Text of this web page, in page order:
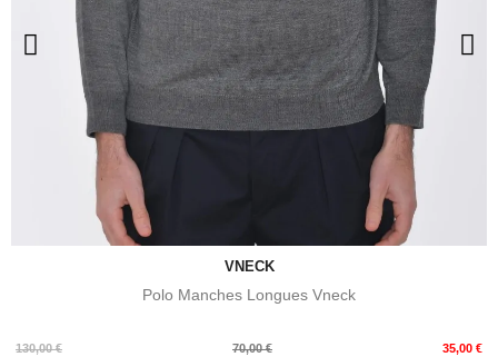
VNECK
Polo Manches Longues Vneck
130,00 €
Prix
70,00 € 35,00 €
Prix